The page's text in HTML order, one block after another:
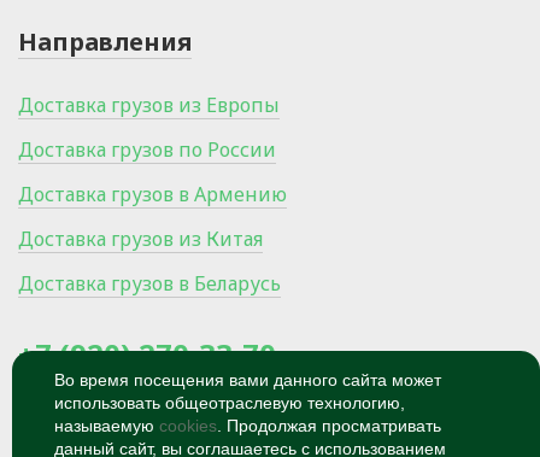
Направления
Доставка грузов из Европы
Доставка грузов по России
Доставка грузов в Армению
Доставка грузов из Китая
Доставка грузов в Беларусь
+7 (920) 270-33-70
300024, Россия, Тула, Ханинский
проезд, микрорайон Мясново, 27/1
Во время посещения вами данного сайта может
использовать общеотраслевую технологию,
называемую cookies . Продолжая просматривать
данный сайт, вы соглашаетесь с использованием